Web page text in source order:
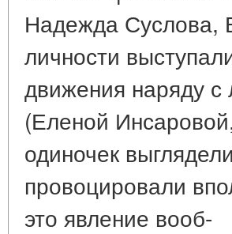
Надежда Суслова,
личности
движения наряду
(Еленой
одиночек
провоцировали
это явление вооб-